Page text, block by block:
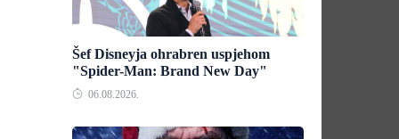
Šef Disneyja ohrabren uspjehom
"Spider-Man: Brand New Day"
06.08.2026.